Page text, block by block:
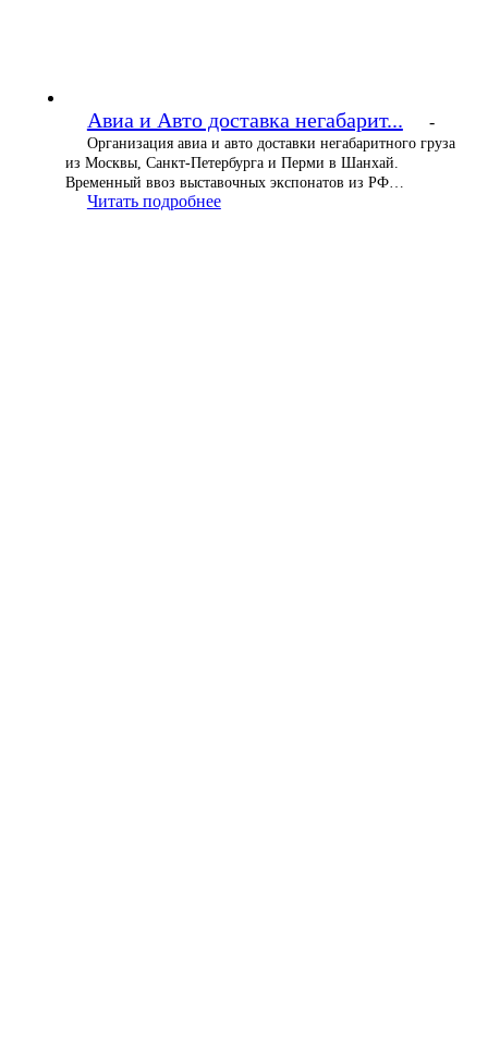
Авиа и Авто доставка негабарит... -
Организация авиа и авто доставки негабаритного груза
из Москвы, Санкт-Петербурга и Перми в Шанхай.
Временный ввоз выставочных экспонатов из РФ…
Читать подробнее